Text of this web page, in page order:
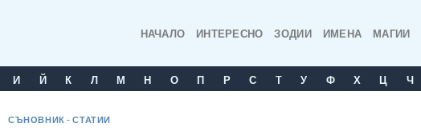
НАЧАЛО ИНТЕРЕСНО ЗОДИИ ИМЕНА МАГИИ
И Й К Л М Н О П Р С T У Ф Х Ц Ч
СЪНОВНИК - СТАТИИ